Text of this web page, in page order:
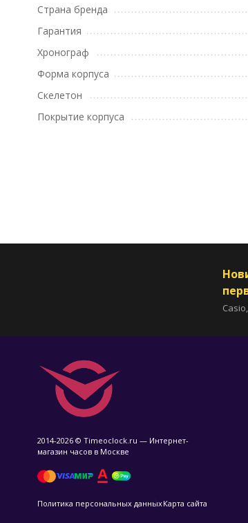
Страна бренда
Гарантия
Хронограф
Форма корпуса
Скелетон
Покрытие корпуса
2014-2026 © Timeoclock.ru — Интернет-
магазин часов в Москве
Политика персональных данныхКарта сайта